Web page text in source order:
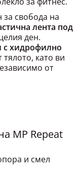
свобода на
лента под
ден.
хидрофилно
като ви
от
и смел